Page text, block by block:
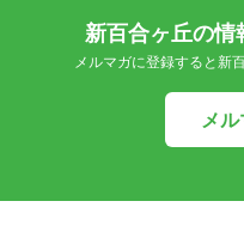
新百合ヶ丘の
メルマガに登録すると新
メ